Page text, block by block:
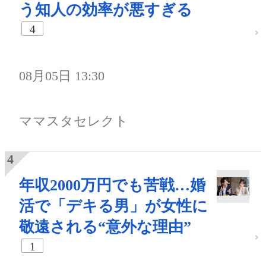
う知人の効率が悪すぎる
4
08月05日 13:30
ママスタセレクト
年収2000万円でも苦戦…婚
活で「デキる男」が女性に
敬遠される“意外な理由”
1